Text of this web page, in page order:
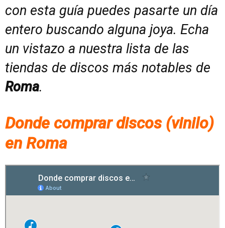
con esta guía puedes pasarte un día
entero buscando alguna joya. Echa
un vistazo a nuestra lista de las
tiendas de discos más notables de
Roma.
Donde comprar discos (vinilo)
en Roma